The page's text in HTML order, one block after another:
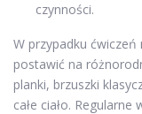
czynności.
W przypadku ćwiczeń
postawić na
planki, brzuszki
całe ciało.